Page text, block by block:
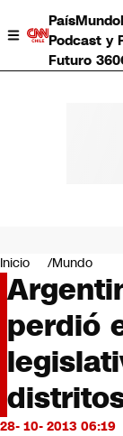
PaísMundo
Podcast y
Futuro 360
Negocios
Deportes
Programas
Cultura
Servicios
Bits
CNN Data
CNN tiempo
Futuro 360
Inicio Mundo
perdió
28- 10- 2013 06:19